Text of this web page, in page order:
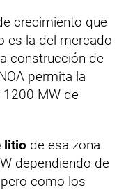
crecimiento que
es la del mercado
construcción de
permita la
MW de
litio de esa zona
dependiendo de
como los